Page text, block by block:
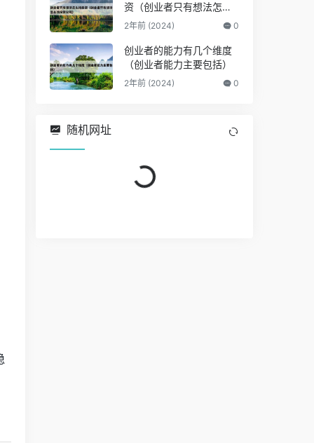
资（创业者只有想法怎么
找投资公司）
2年前 (2024) 0
创业者的能力有几个维度
（创业者能力主要包括）
2年前 (2024) 0
Loading...
随机网址
Loading...